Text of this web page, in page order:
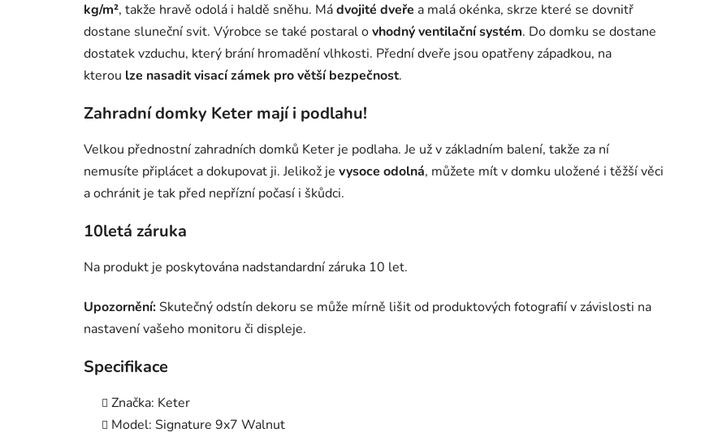
kg/m², takže hravě odolá i haldě sněhu. Mádvojité dveře a malá okénka, skrze které se dovnitř
dostane sluneční svit. Výrobce se také postaral ovhodný ventilační systém. Do domku se dostane
dostatek vzduchu, který brání hromadění vlhkosti. Přední dveře jsou opatřeny západkou, na
kterou lze nasadit visací zámek pro větší bezpečnost.
Zahradní domky Keter mají i podlahu!
Velkou přednostní zahradních domků Keter je podlaha. Je už v základním balení, takže za ní
nemusíte připlácet a dokupovat ji. Jelikož je vysoce odolná, můžete mít v domku uložené i těžší věci
a ochránit je tak před nepřízní počasí i škůdci.
10letá záruka
Na produkt je poskytována nadstandardní záruka 10 let.
Upozornění:Skutečný odstín dekoru se může mírně lišit od produktových fotografií v závislosti na
nastavení vašeho monitoru či displeje.
Specifikace
Značka: Keter
Model: Signature 9x7 Walnut